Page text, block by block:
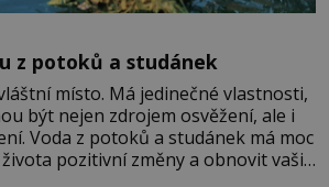
z potoků a studánek
místo. Má jedinečné vlastnosti,
být nejen zdrojem osvěžení, ale i
Voda z potoků a studánek má moc
pozitivní změny a obnovit vaši